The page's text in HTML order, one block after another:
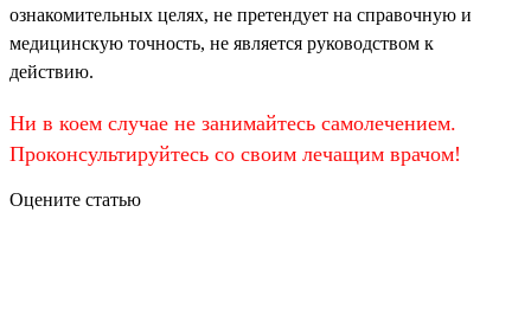
ознакомительных целях, не претендует на справочную и
медицинскую точность, не является руководством к
действию.
Ни в коем случае не занимайтесь самолечением.
Проконсультируйтесь со своим лечащим врачом!
Оцените статью